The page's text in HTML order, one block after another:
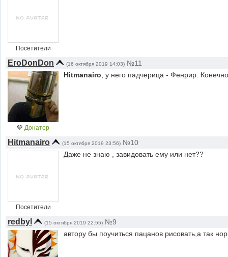
Посетители
EroDonDon (16 октября 2019 14:03) №11
💚 Донатер
Hitmanairo , у него падчерица - Фенрир.
Hitmanairo (15 октября 2019 23:56) №10
Посетители
Даже не знаю , завидовать ему или нет??
redbyl (15 октября 2019 22:55) №9
автору бы поучиться пацанов рисовать,а так